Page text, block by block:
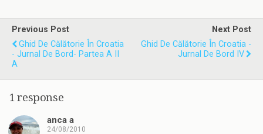
Previous Post
Ghid De Călătorie În Croatia
- Jurnal De Bord- Partea A II
A
Next Post
Ghid De Călătorie În Croatia -
Jurnal De Bord IV
1 response
anca a
24/08/2010